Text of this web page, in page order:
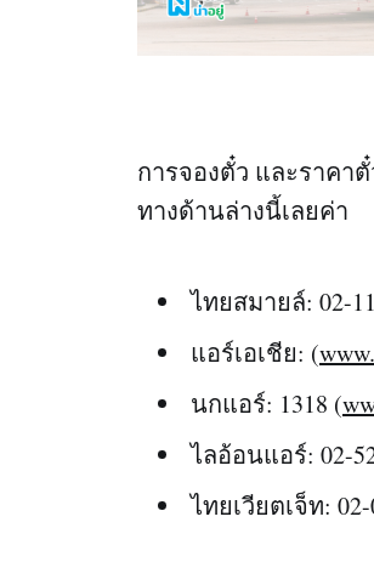
การจองตั๋ว และราค
ทางด้านล่างนี้เลยค่า
ไทยสมายล์: 02-
แอร์เอเชีย: (
นกแอร์: 1318 (
ไลอ้อนแอร์: 02-
ไทยเวียตเจ็ท: 02-